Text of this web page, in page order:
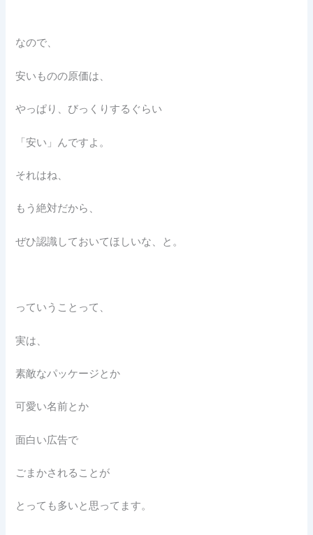
なので、
安いものの原価は、
やっぱり、びっくりするぐらい
「安い」んですよ。
それはね、
もう絶対だから、
ぜひ認識しておいてほしいな、と。
っていうことって、
実は、
素敵なパッケージとか
可愛い名前とか
面白い広告で
ごまかされることが
とっても多いと思ってます。